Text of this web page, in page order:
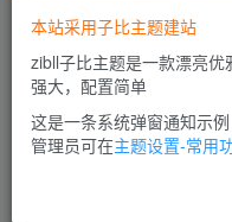
样式
代码自动化输出
自动提取每个字
CSS/SCSS/
转换结果自动
本站采用子比主题建站
zibll子比主题是一款漂亮
强大，配置简单
这是一条系统弹窗通知示例
管理员可在主题设置-常用